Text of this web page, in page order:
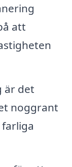
att
är det
noggrant